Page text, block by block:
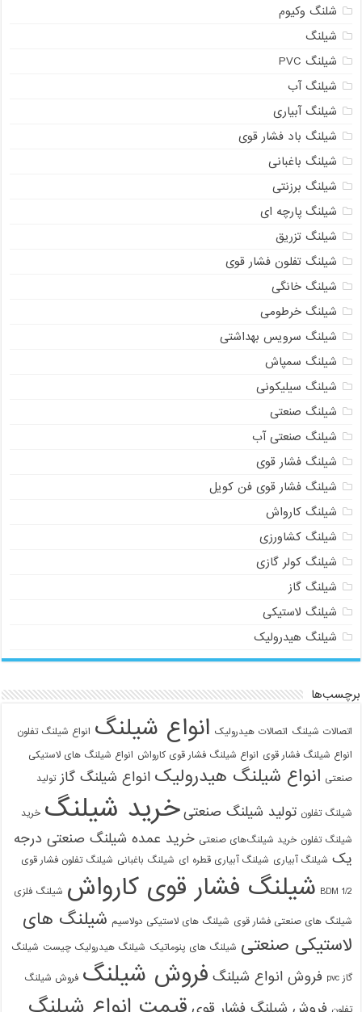
شلنگ وکیوم
شیلنگ
شیلنگ PVC
شیلنگ آب
شیلنگ آبیاری
شیلنگ باد فشار قوی
شیلنگ باغبانی
شیلنگ برزنتی
شیلنگ پارچه‌ ای
شیلنگ تزریق
شیلنگ تفلون فشار قوی
شیلنگ خانگی
شیلنگ خرطومی
شیلنگ سرویس بهداشتی
شیلنگ سمپاش
شیلنگ سیلیکونی
شیلنگ صنعتی
شیلنگ صنعتی آب
شیلنگ فشار قوی
شیلنگ فشار قوی فن کویل
شیلنگ کارواش
شیلنگ کشاورزی
شیلنگ کولر گازی
شیلنگ گاز
شیلنگ لاستیکی
شیلنگ هیدرولیک
برچسب‌ها
اتصالات شیلنگ اتصالات هیدرولیک انواع شیلنگ انواع شیلنگ تفلون
انواع شیلنگ فشار قوی انواع شیلنگ فشار قوی کارواش انواع شیلنگ های لاستیکی
صنعتی انواع شیلنگ هیدرولیک انواع شیلنگ گاز تولید
شیلنگ تفلون تولید شیلنگ صنعتی خرید شیلنگ خرید
شیلنگ تفلون خرید شیلنگ‌های صنعتی خرید عمده شیلنگ صنعتی درجه
یک شیلنگ آبیاری شیلنگ آبیاری قطره ای شیلنگ باغبانی شیلنگ تفلون فشار قوی
1/2 BDM شیلنگ فشار قوی کارواش شیلنگ فلزی
شیلنگ های صنعتی فشار قوی شیلنگ های لاستیکی دولاسیم شیلنگ های
لاستیکی صنعتی شیلنگ های پنوماتیک شیلنگ هیدرولیک چیست شیلنگ
گاز pvc فروش انواع شیلنگ فروش شیلنگ فروش شیلنگ